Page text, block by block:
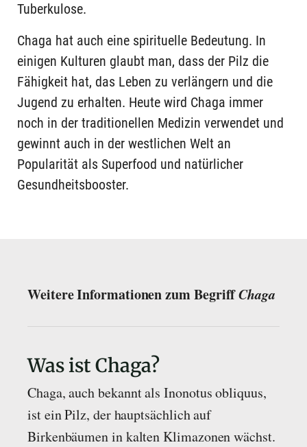
Tuberkulose.
Chaga hat auch eine spirituelle Bedeutung. In
einigen Kulturen glaubt man, dass der Pilz die
Fähigkeit hat, das Leben zu verlängern und die
Jugend zu erhalten. Heute wird Chaga immer
noch in der traditionellen Medizin verwendet und
gewinnt auch in der westlichen Welt an
Popularität als Superfood und natürlicher
Gesundheitsbooster.
Weitere Informationen zum BegriffChaga
Was ist Chaga?
Chaga, auch bekannt als Inonotus obliquus,
ist ein Pilz, der hauptsächlich auf
Birkenbäumen in kalten Klimazonen wächst.